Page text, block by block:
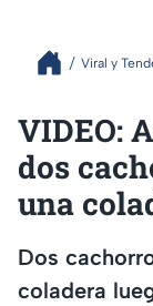
Viral y
VIDEO:
dos
una
Dos
coladera